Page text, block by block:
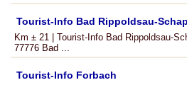
Tourist-Info Bad Rippoldsau-
Km ± 21 | Tourist-Info Bad Rippoldsau-
77776 Bad ...
Tourist-Info Forbach